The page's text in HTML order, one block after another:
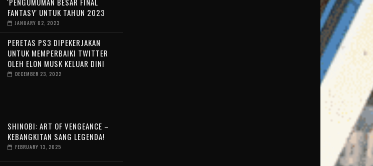
FANTASY' UNTUK TAHUN 2023
JANUARY 02, 2023
PERETAS PS3 DIPEKERJAKAN
UNTUK MEMPERBAIKI TWITTER
OLEH ELON MUSK KELUAR DINI
DECEMBER 23, 2022
SHINOBI: ART OF VENGEANCE –
KEBANGKITAN SANG LEGENDA!
FEBRUARY 13, 2025